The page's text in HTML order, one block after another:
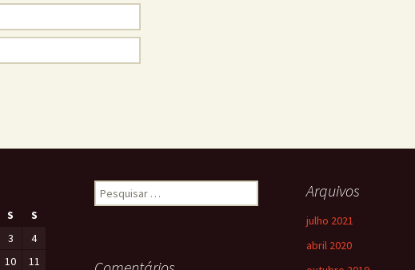
S
S
3
4
10 11
Arquivos
julho 2021
abril 2020